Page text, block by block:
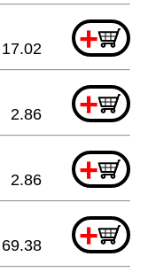
+
17.02
+
2.86
+
2.86
+
69.38